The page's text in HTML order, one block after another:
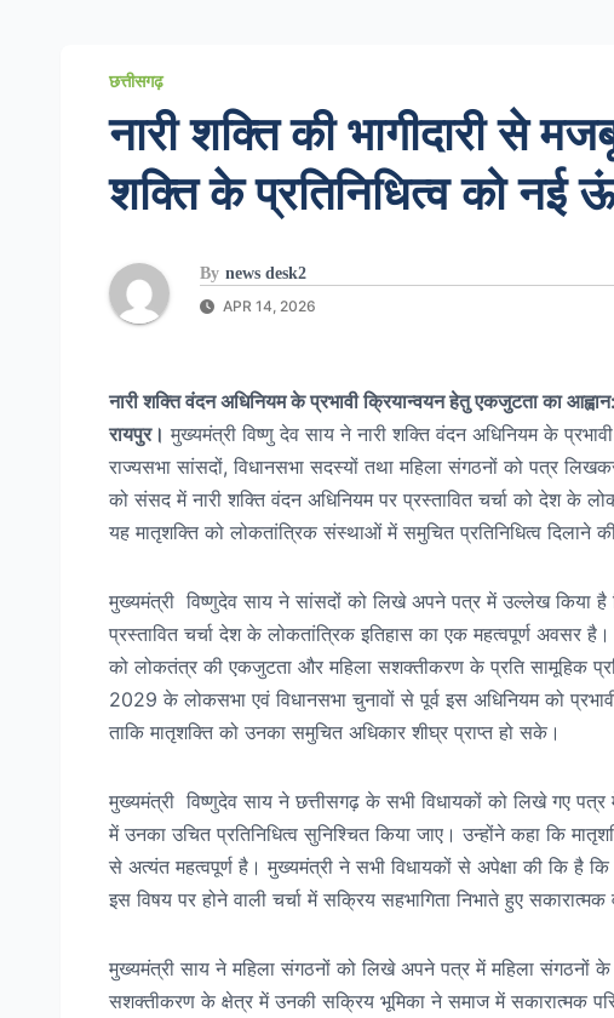
छत्तीसगढ़
नारी शक्ति की भागीदारी से
शक्ति के प्रतिनिधित्व को नई
By news desk2
APR 14, 2026
नारी शक्ति वंदन अधिनियम के प्रभावी क्रियान्वयन हेतु एकजुटता का
रायपुर। मुख्यमंत्री विष्णु देव साय ने नारी शक्ति वंदन अधिनियम के
राज्यसभा सांसदों, विधानसभा सदस्यों तथा महिला संगठनों को पत्र
को संसद में नारी शक्ति वंदन अधिनियम पर प्रस्तावित चर्चा को देश के
यह मातृशक्ति को लोकतांत्रिक संस्थाओं में समुचित प्रतिनिधित्व दिलाने
मुख्यमंत्री विष्णुदेव साय ने सांसदों को लिखे अपने पत्र में उल्लेख किया
प्रस्तावित चर्चा देश के लोकतांत्रिक इतिहास का एक महत्वपूर्ण अवसर
को लोकतंत्र की एकजुटता और महिला सशक्तीकरण के प्रति सामूहिक
2029 के लोकसभा एवं विधानसभा चुनावों से पूर्व इस अधिनियम को
ताकि मातृशक्ति को उनका समुचित अधिकार शीघ्र प्राप्त हो सके।
मुख्यमंत्री विष्णुदेव साय ने छत्तीसगढ़ के सभी विधायकों को लिखे गए
में उनका उचित प्रतिनिधित्व सुनिश्चित किया जाए। उन्होंने कहा कि
से अत्यंत महत्वपूर्ण है। मुख्यमंत्री ने सभी विधायकों से अपेक्षा की कि है
इस विषय पर होने वाली चर्चा में सक्रिय सहभागिता निभाते हुए सकारात्मक
मुख्यमंत्री साय ने महिला संगठनों को लिखे अपने पत्र में महिला संगठनों
सशक्तीकरण के क्षेत्र में उनकी सक्रिय भूमिका ने समाज में सकारात्मक